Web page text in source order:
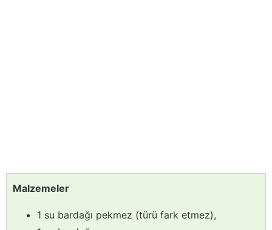
Malzemeler
1 su bardağı pekmez (türü fark etmez),